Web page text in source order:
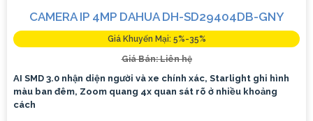
CAMERA IP 4MP DAHUA DH-SD29404DB-GNY
Giá Khuyến Mại: 5%-35%
Giá Bán: Liên hệ
AI SMD 3.0 nhận diện người và xe chính xác, Starlight ghi hình
màu ban đêm, Zoom quang 4x quan sát rõ ở nhiều khoảng
cách